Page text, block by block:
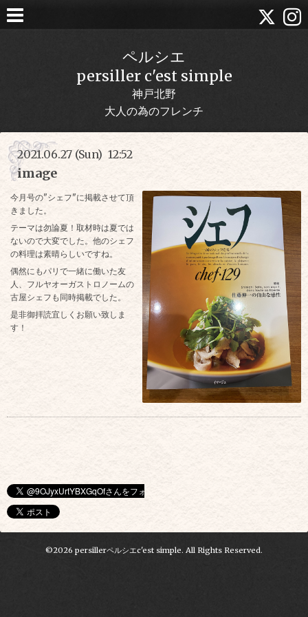
ペルシエ
persiller c'est simple
神戸北野
大人の為のフレンチ
2021.06.27 (Sun) 12:52
image
今月号の"シェフ"に掲載させて頂
きました。
テーマは勿論夏！取材時は夏では
ないので大変でした。他のシェフ
の料理は素晴らしいですね。
偶然にもパリで一緒に働いた友
人、フルヤオーガストロノームの
古屋シェフも同時掲載でした。
是非御拝読宜しくお願い致しま
す！
©2026 persillerペルシエc'est simple. All Rights Reserved.